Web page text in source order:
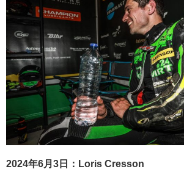
2024年6月3日：Loris Cresson